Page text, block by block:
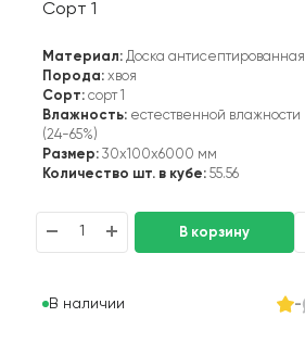
Сорт 1
Материал:Доска антисептированная
Порода:хвоя
Сорт:сорт 1
Влажность:естественной влажности
(24-65%)
Размер:30x100x6000 мм
Количество шт. в кубе:55.56
В наличии -